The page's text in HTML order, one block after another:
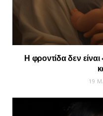
Η φροντίδα δεν
19